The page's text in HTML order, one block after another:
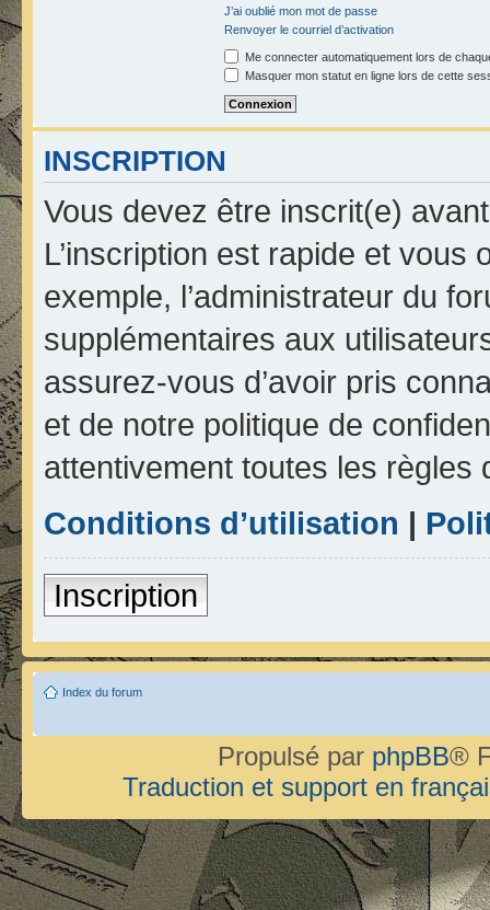
J’ai oublié mon mot de passe
Renvoyer le courriel d’activation
Me connecter automatiquement lors de
Masquer mon statut en ligne lors de cette
INSCRIPTION
Vous devez être inscrit(e)
L’inscription est rapide et
exemple, l’administrateur du
supplémentaires aux
assurez-vous d’avoir pris
et de notre politique de
attentivement toutes les règles
Conditions d’utilisation |
Inscription
Index du forum
Propulsé par phpBB®
Traduction et support en